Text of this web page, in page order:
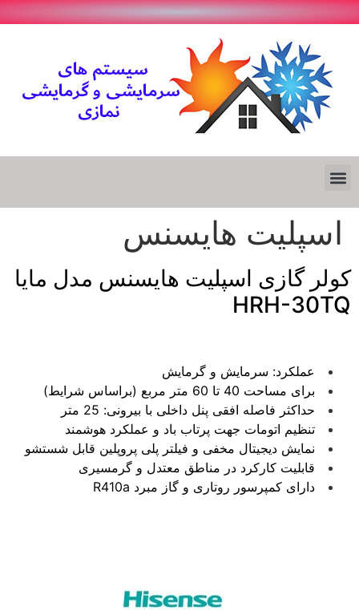
اسپلیت هایسنس
کولر گازی اسپلیت هایسنس مدل مایا
HRH-30TQ
عملکرد: سرمايش و گرمایش
برای مساحت 40 تا 60 متر مربع (براساس شرایط)
حداکثر فاصله افقی پنل داخلی با بیرونی: 25 متر
تنظیم اتومات جهت پرتاب باد و عملکرد هوشمند
نمایش دیجیتال مخفی و فیلتر پلی پروپلین قابل شستشو
قابلیت کارکرد در مناطق معتدل و گرمسیری
دارای کمپرسور روتاری و گاز مبرد R410a